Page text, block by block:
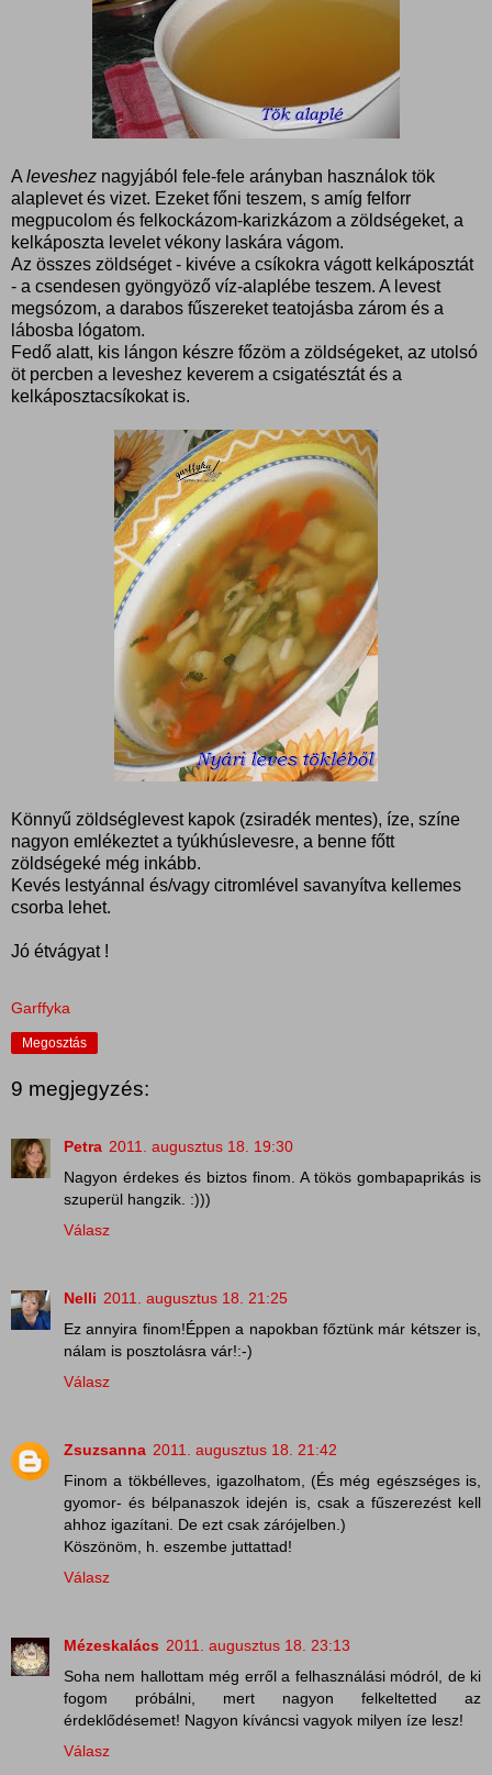
A leveshez nagyjából fele-fele arányban használok tök
alaplevet és vizet. Ezeket főni teszem, s amíg felforr
megpucolom és felkockázom-karizkázom a zöldségeket, a
kelkáposzta levelet vékony laskára vágom.
Az összes zöldséget - kivéve a csíkokra vágott kelkáposztát
- a csendesen gyöngyöző víz-alaplébe teszem. A levest
megsózom, a darabos fűszereket teatojásba zárom és a
lábosba lógatom.
Fedő alatt, kis lángon készre főzöm a zöldségeket, az utolsó
öt percben a leveshez keverem a csigatésztát és a
kelkáposztacsíkokat is.
Könnyű zöldséglevest kapok (zsiradék mentes), íze, színe
nagyon emlékeztet a tyúkhúslevesre, a benne főtt
zöldségeké még inkább.
Kevés lestyánnal és/vagy citromlével savanyítva kellemes
csorba lehet.
Jó étvágyat !
Garffyka
Megosztás
9 megjegyzés:
Petra 2011. augusztus 18. 19:30
Nagyon érdekes és biztos finom. A tökös gombapaprikás is
szuperül hangzik. :)))
Válasz
Nelli 2011. augusztus 18. 21:25
Ez annyira finom!Éppen a napokban főztünk már kétszer is,
nálam is posztolásra vár!:-)
Válasz
Zsuzsanna 2011. augusztus 18. 21:42
Finom a tökbélleves, igazolhatom, (És még egészséges is,
gyomor- és bélpanaszok idején is, csak a fűszerezést kell
ahhoz igazítani. De ezt csak zárójelben.)
Köszönöm, h. eszembe juttattad!
Válasz
Mézeskalács 2011. augusztus 18. 23:13
Soha nem hallottam még erről a felhasználási módról, de ki
fogom próbálni, mert nagyon felkeltetted az
érdeklődésemet! Nagyon kíváncsi vagyok milyen íze lesz!
Válasz